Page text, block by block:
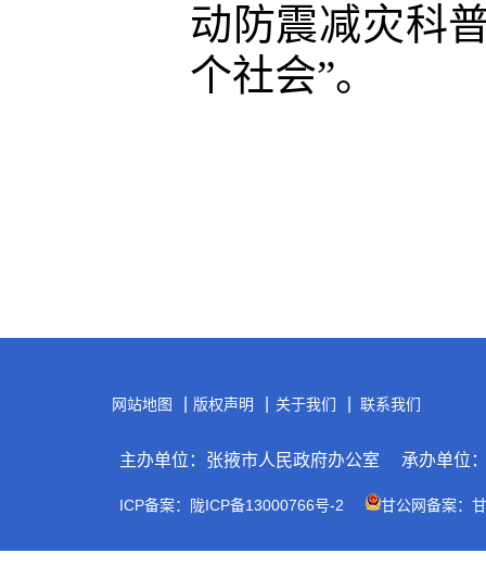
动防震减灾科
个社会”。
网站地图 版权声明 关于我们 联系我们
主办单位：张掖市人民政府办公室 承办单位
ICP备案：陇ICP备13000766号-2 甘公网备案：